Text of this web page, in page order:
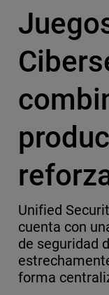
Unified
cuenta con
de seguridad
forma